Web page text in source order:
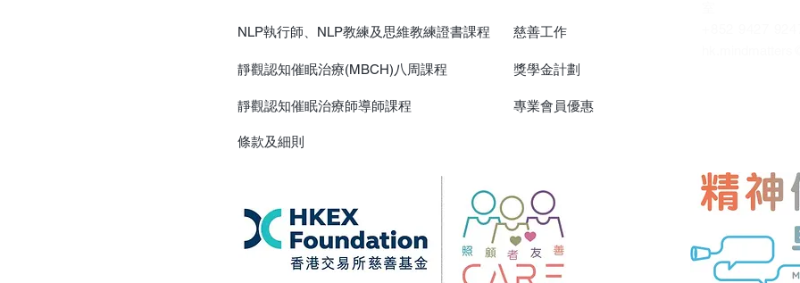
NLP執行師、NLP教練及思維教練證書課程
靜觀認知催眠治療(MBCH)八周課程
靜觀認知催眠治療師導師課程
​條款及細則
慈善工作
獎學金計劃
專業會員優惠